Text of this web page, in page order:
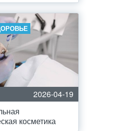
2026-04-19
косметика